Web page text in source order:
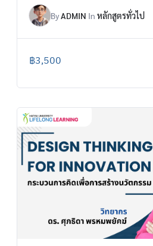
ByADMIN In หลักสูตรทั่วไป
฿3,500